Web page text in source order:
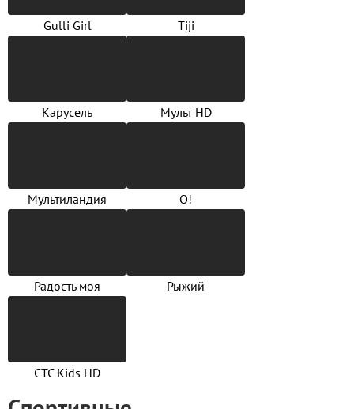
Gulli Girl Tiji
Карусель Мульт HD
Мультиландия О!
Радость моя Рыжий
СТС Kids HD